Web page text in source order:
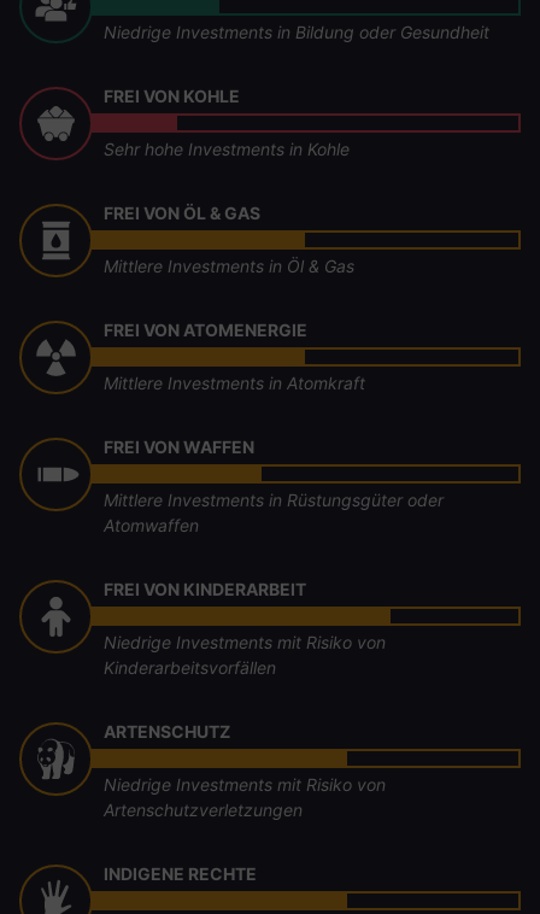
Niedrige Investments in Bildung oder Gesundheit
FREI VON KOHLE
Sehr hohe Investments in Kohle
FREI VON ÖL & GAS
Mittlere Investments in Öl & Gas
FREI VON ATOMENERGIE
Mittlere Investments in Atomkraft
FREI VON WAFFEN
Mittlere Investments in Rüstungsgüter oder
Atomwaffen
FREI VON KINDERARBEIT
Niedrige Investments mit Risiko von
Kinderarbeitsvorfällen
ARTENSCHUTZ
Niedrige Investments mit Risiko von
Artenschutzverletzungen
INDIGENE RECHTE